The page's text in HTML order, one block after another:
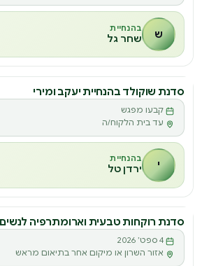
ש בהנחיית
שחר גל
סדנה
ס
סדנת שוקולד בהנחיית יעקב ומירי
קבעו מפגש
עד בית הלקוח/ה
י בהנחיית
ירדן טל
סדנה
ס
סדנת רוקחות טבעית וארומתרפיה לנשים
4 ספט׳ 2026
אזור השרון או מיקום אחר בתיאום מראש